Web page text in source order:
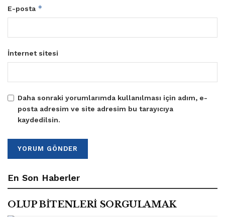
E-posta *
İnternet sitesi
Daha sonraki yorumlarımda kullanılması için adım, e-
posta adresim ve site adresim bu tarayıcıya
kaydedilsin.
En Son Haberler
OLUP BİTENLERİ SORGULAMAK